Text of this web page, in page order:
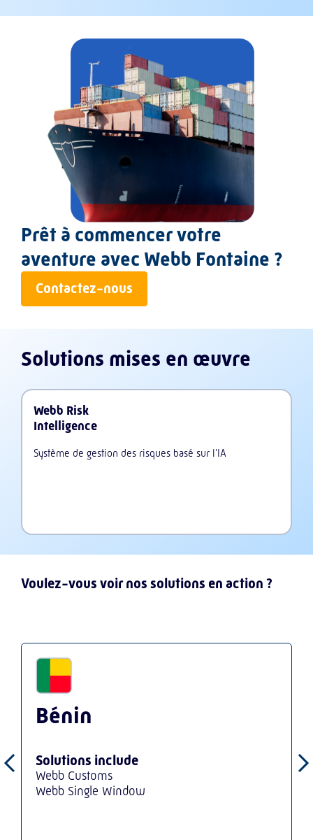
Prêt à commencer votre
aventure avec Webb Fontaine ?
Contactez-nous
Solutions mises en œuvre
Webb Risk
Intelligence
Système de gestion des risques basé sur l'IA
Voulez-vous voir nos solutions en action ?
Bénin
Solutions include
Webb Customs
Webb Single Window